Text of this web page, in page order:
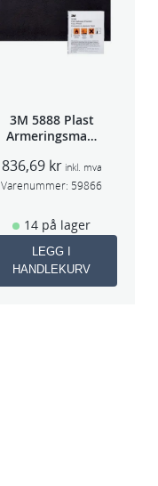
3M 5888 Plast
Armeringsmatt
836,69 kr inkl. mva
Varenummer: 59866
14 på lager
LEGG I
HANDLEKURV